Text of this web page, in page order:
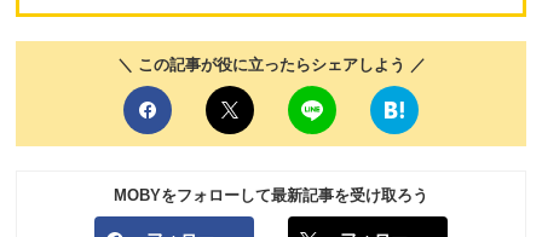
＼ この記事が役に立ったらシェアしよう ／
MOBYをフォローして最新記事を受け取ろう